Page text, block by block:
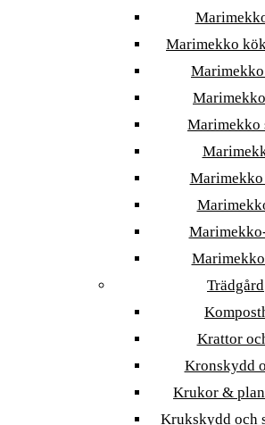
Marimekko
Marimekko
Trädgård
Krattor
Kronskydd
Krukor &
Krukskydd och